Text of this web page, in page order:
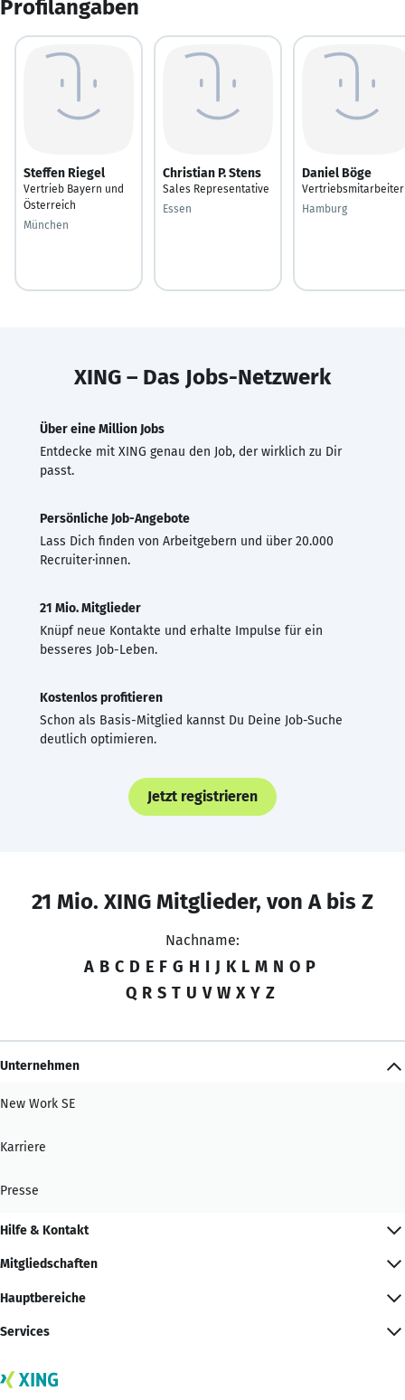
Profilangaben
Steffen Riegel
Vertrieb Bayern und
Österreich
München
Christian P. Stens
Sales Representative
Essen
Daniel Böge
Vertriebsmitarbeiter
Hamburg
XING – Das Jobs-Netzwerk
Über eine Million Jobs
Entdecke mit XING genau den Job, der wirklich zu Dir
passt.
Persönliche Job-Angebote
Lass Dich finden von Arbeitgebern und über 20.000
Recruiter·innen.
21 Mio. Mitglieder
Knüpf neue Kontakte und erhalte Impulse für ein
besseres Job-Leben.
Kostenlos profitieren
Schon als Basis-Mitglied kannst Du Deine Job-Suche
deutlich optimieren.
Jetzt registrieren
21 Mio. XING Mitglieder, von A bis Z
Nachname:
A B C D E F G H I J K L M N O P
Q R S T U V W X Y Z
Unternehmen
New Work SE
Karriere
Presse
Hilfe & Kontakt
Mitgliedschaften
Hauptbereiche
Services